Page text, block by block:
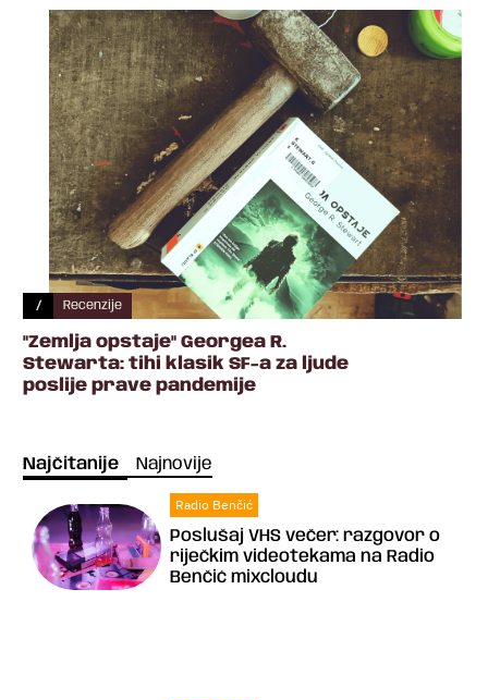
/ Recenzije
"Zemlja opstaje" Georgea R.
Stewarta: tihi klasik SF-a za ljude
poslije prave pandemije
Najčitanije Najnovije
Radio Benčić
Poslušaj VHS večer: razgovor o
riječkim videotekama na Radio
Benčić mixcloudu